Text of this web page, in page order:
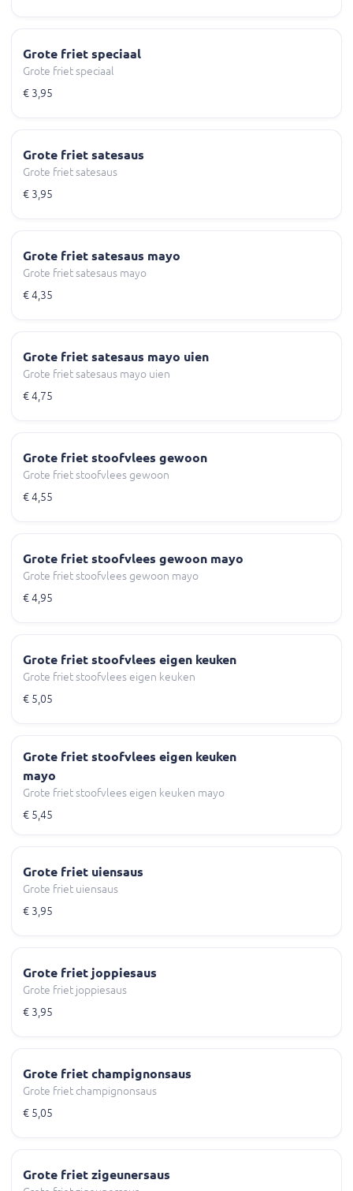
Grote friet speciaal
Grote friet speciaal
€ 3,95
Grote friet satesaus
Grote friet satesaus
€ 3,95
Grote friet satesaus mayo
Grote friet satesaus mayo
€ 4,35
Grote friet satesaus mayo uien
Grote friet satesaus mayo uien
€ 4,75
Grote friet stoofvlees gewoon
Grote friet stoofvlees gewoon
€ 4,55
Grote friet stoofvlees gewoon mayo
Grote friet stoofvlees gewoon mayo
€ 4,95
Grote friet stoofvlees eigen keuken
Grote friet stoofvlees eigen keuken
€ 5,05
Grote friet stoofvlees eigen keuken
mayo
Grote friet stoofvlees eigen keuken mayo
€ 5,45
Grote friet uiensaus
Grote friet uiensaus
€ 3,95
Grote friet joppiesaus
Grote friet joppiesaus
€ 3,95
Grote friet champignonsaus
Grote friet champignonsaus
€ 5,05
Grote friet zigeunersaus